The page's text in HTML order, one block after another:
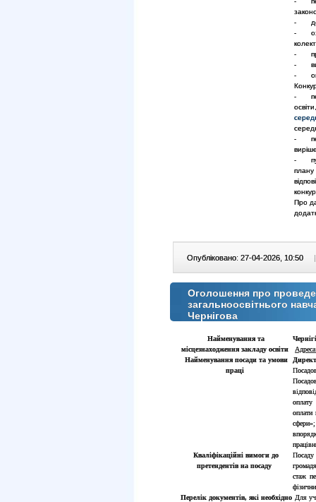
-
-
-
-
-
-
-
-
плану
Про
Опубліковано: 27-04-2026, 10:50 |
Оголошення про
загальноосвітнього
Чернігова
Найменування та
місцезнаходження закладу освіти
Найменування посади та умови
праці
оплату
оплати
Кваліфікаційні вимоги до
претендентів на посаду
Посаду
стаж
Перелік документів, які необхідно Для